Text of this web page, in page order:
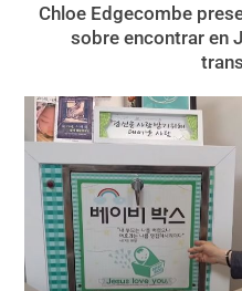
Chloe Edgecombe
sobre encontrar en